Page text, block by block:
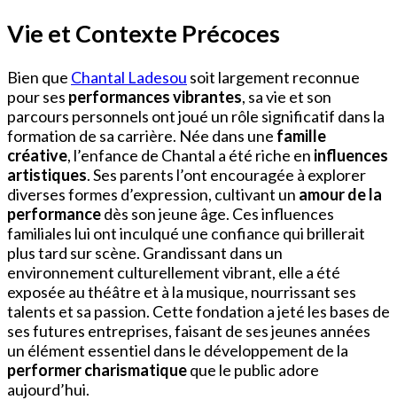
Vie et Contexte Précoces
Bien que Chantal Ladesou soit largement reconnue
pour ses performances vibrantes, sa vie et son
parcours personnels ont joué un rôle significatif dans la
formation de sa carrière. Née dans une famille
créative, l’enfance de Chantal a été riche en influences
artistiques. Ses parents l’ont encouragée à explorer
diverses formes d’expression, cultivant un amour de la
performancedès son jeune âge. Ces influences
familiales lui ont inculqué une confiance qui brillerait
plus tard sur scène. Grandissant dans un
environnement culturellement vibrant, elle a été
exposée au théâtre et à la musique, nourrissant ses
talents et sa passion. Cette fondation a jeté les bases de
ses futures entreprises, faisant de ses jeunes années
un élément essentiel dans le développement de la
performer charismatiqueque le public adore
aujourd’hui.